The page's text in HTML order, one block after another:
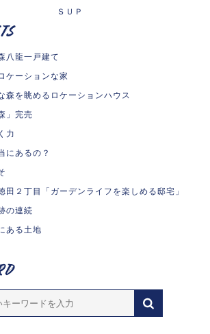
ＳＵＰ
八龍一戸建て
ケーションな家
森を眺めるロケーションハウス
」完売
力
にあるの？
田２丁目「ガーデンライフを楽しめる邸宅」
の連続
ある土地